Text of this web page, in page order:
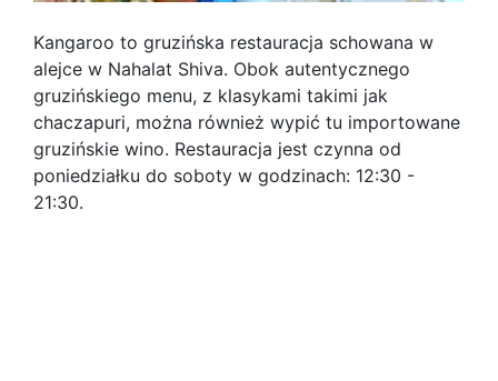
Kangaroo to gruzińska restauracja schowana w
alejce w Nahalat Shiva. Obok autentycznego
gruzińskiego menu, z klasykami takimi jak
chaczapuri, można również wypić tu importowane
gruzińskie wino. Restauracja jest czynna od
poniedziałku do soboty w godzinach: 12:30 -
21:30.